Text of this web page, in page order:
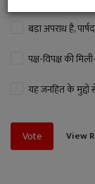
बड़ा अपराध है,
पक्ष-विपक्ष की
यह जनहित के मुद्दों
Vote View